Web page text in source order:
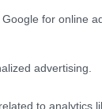
for online
advertising.
to analytics